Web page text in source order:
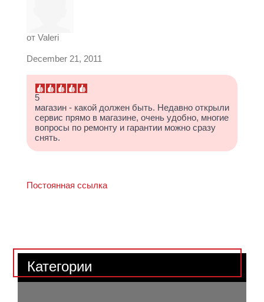
от Valeri
December 21, 2011
5
магазин - какой должен быть. Недавно открыли
сервис прямо в магазине, очень удобно, многие
вопросы по ремонту и гарантии можно сразу
снять.
Постоянная ссылка
Категории